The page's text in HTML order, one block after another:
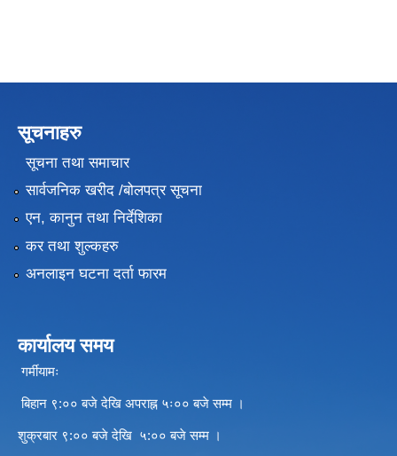
सूचनाहरु
सूचना तथा समाचार
सार्वजनिक खरीद /बोलपत्र सूचना
एन, कानुन तथा निर्देशिका
कर तथा शुल्कहरु
अनलाइन घटना दर्ता फारम
कार्यालय समय
गर्मीयामः
बिहान ९:०० बजे देखि अपराह्न ५ः०० बजे सम्म ।
शुक्रबार ९:०० बजे देखि ५:०० बजे सम्म ।